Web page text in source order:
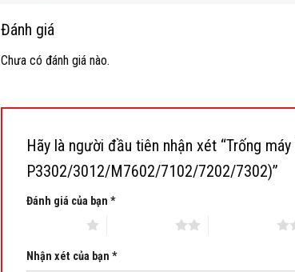
Đánh giá
Chưa có đánh giá nào.
Hãy là người đầu tiên nhận xét “Trống
P3302/3012/M7602/7102/7202/7302)”
Đánh giá của bạn*
Nhận xét của bạn*